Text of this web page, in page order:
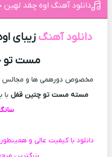
دانلود آهنگ اوه چقد
دانلود آهنگ زیبای
مست تو
مخصوص دورهمی ها و مجالس
مسته مست تو چتین قفل
دانلود با کیفیت عالی و